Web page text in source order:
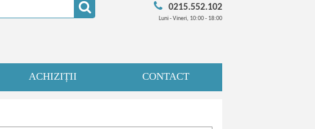
0215.552.102
Luni - Vineri, 10:00 - 18:00
ACHIZIȚII CONTACT